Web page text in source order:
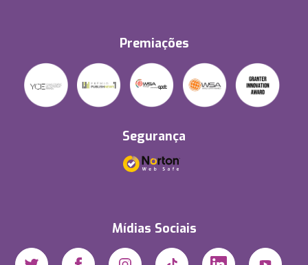
Premiações
Segurança
Mídias Sociais